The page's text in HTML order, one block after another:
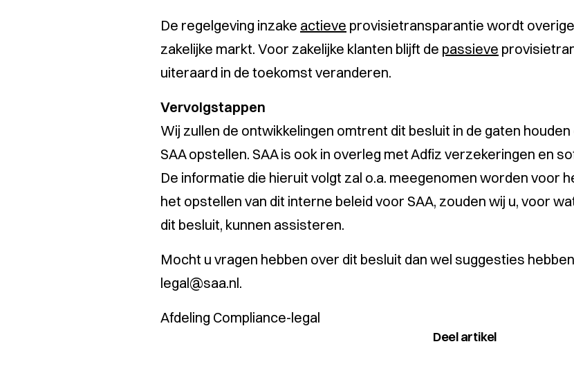
De regelgeving inzake actieve provisietransparantie wordt
zakelijke markt. Voor zakelijke klanten blijft de passieve
uiteraard in de toekomst veranderen.
Vervolgstappen
Wij zullen de ontwikkelingen omtrent dit besluit in de gaten
SAA opstellen. SAA is ook in overleg met Adfiz verzekeringen en
De informatie die hieruit volgt zal o.a. meegenomen worden voor
het opstellen van dit interne beleid voor SAA, zouden wij u, voor
dit besluit, kunnen assisteren.
Mocht u vragen hebben over dit besluit dan wel suggesties
legal@saa.nl.
Afdeling Compliance-legal
Deel artikel